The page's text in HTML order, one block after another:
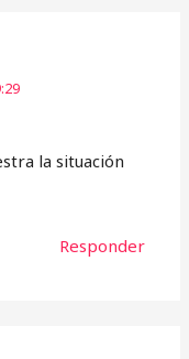
la situación
Responder